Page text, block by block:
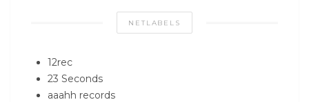
NETLABELS
12rec
23 Seconds
aaahh records